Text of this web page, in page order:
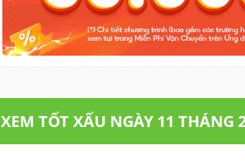
XEM TỐT XẤU NGÀY 11 THÁNG